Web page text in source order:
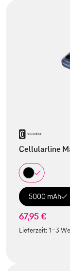
Cellularline
5000 mAh
67,95 €
Lieferzeit:1-3